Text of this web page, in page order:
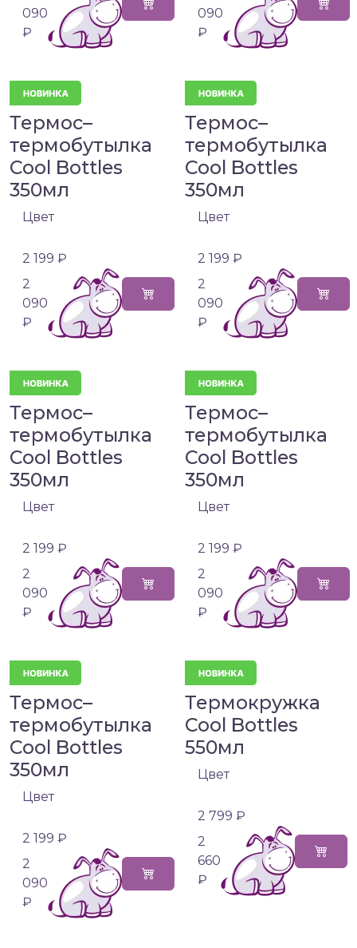
090
₽
090
₽
Термос–
термобутылка
Cool Bottles
350мл
Цвет
2 199 ₽
2
090
₽
Термос–
термобутылка
Cool Bottles
350мл
Цвет
2 199 ₽
2
090
₽
Термос–
термобутылка
Cool Bottles
350мл
Цвет
2 199 ₽
2
090
₽
Термос–
термобутылка
Cool Bottles
350мл
Цвет
2 199 ₽
2
090
₽
Термос–
термобутылка
Cool Bottles
350мл
Цвет
2 199 ₽
2
090
₽
Термокружка
Cool Bottles
550мл
Цвет
2 799 ₽
2
660
₽